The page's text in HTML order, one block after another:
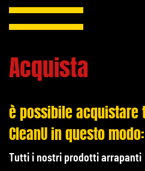
Acquista
è possibile
CleanU in questo modo:
Tutti i nostri prodotti arrapanti